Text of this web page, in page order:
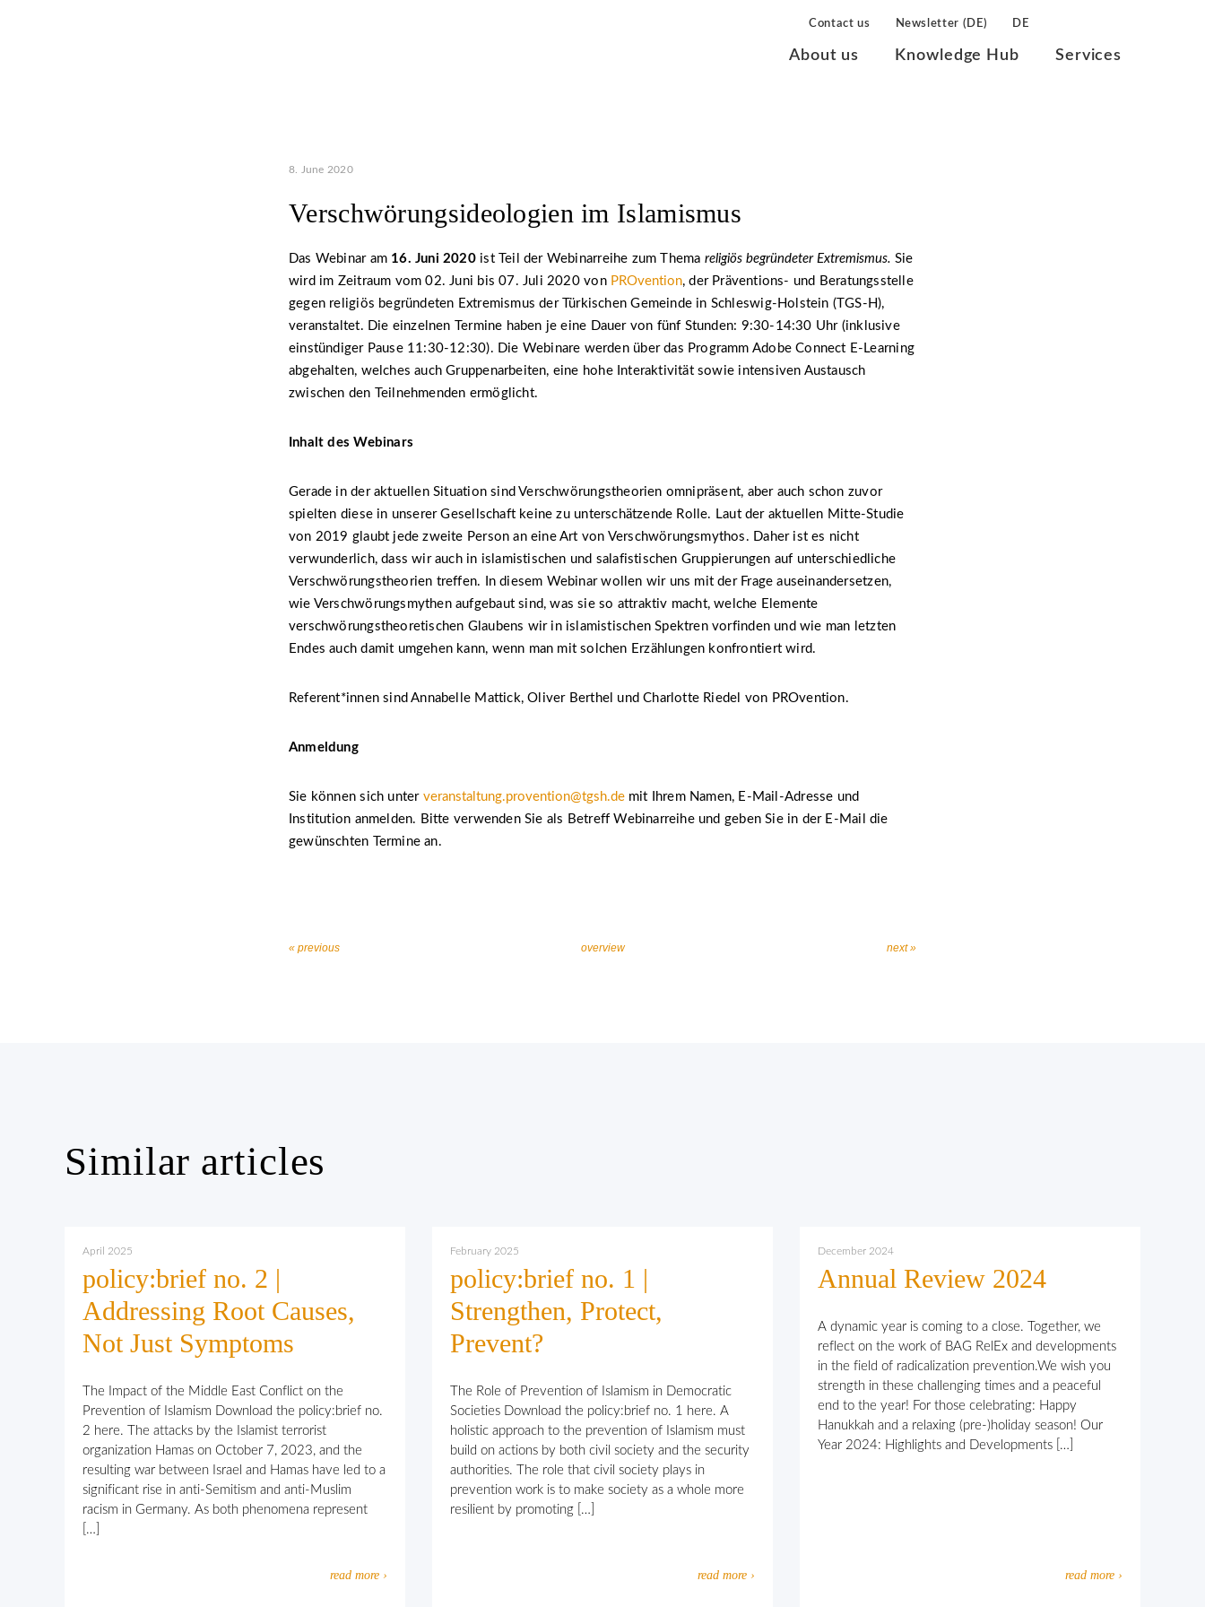
Contact us Newsletter (DE) DE
About us Knowledge Hub Services
8. June 2020
Verschwörungsideologien im Islamismus
Das Webinar am 16. Juni 2020ist Teil der Webinarreihe zum Thema religiös begründeter Extremismus. Sie
wird im Zeitraum vom 02. Juni bis 07. Juli 2020 von PROvention, der Präventions- und Beratungsstelle
gegen religiös begründeten Extremismus der Türkischen Gemeinde in Schleswig-Holstein (TGS-H),
veranstaltet. Die einzelnen Termine haben je eine Dauer von fünf Stunden: 9:30-14:30 Uhr (inklusive
einstündiger Pause 11:30-12:30). Die Webinare werden über das Programm Adobe Connect E-Learning
abgehalten, welches auch Gruppenarbeiten, eine hohe Interaktivität sowie intensiven Austausch
zwischen den Teilnehmenden ermöglicht.
Inhalt des Webinars
Gerade in der aktuellen Situation sind Verschwörungstheorien omnipräsent, aber auch schon zuvor
spielten diese in unserer Gesellschaft keine zu unterschätzende Rolle. Laut der aktuellen Mitte-Studie
von 2019 glaubt jede zweite Person an eine Art von Verschwörungsmythos. Daher ist es nicht
verwunderlich, dass wir auch in islamistischen und salafistischen Gruppierungen auf unterschiedliche
Verschwörungstheorien treffen. In diesem Webinar wollen wir uns mit der Frage auseinandersetzen,
wie Verschwörungsmythen aufgebaut sind, was sie so attraktiv macht, welche Elemente
verschwörungstheoretischen Glaubens wir in islamistischen Spektren vorfinden und wie man letzten
Endes auch damit umgehen kann, wenn man mit solchen Erzählungen konfrontiert wird.
Referent*innen sind Annabelle Mattick, Oliver Berthel und Charlotte Riedel von PROvention.
Anmeldung
Sie können sich unter veranstaltung.provention@tgsh.demit Ihrem Namen, E-Mail-Adresse und
Institution anmelden. Bitte verwenden Sie als Betreff Webinarreihe und geben Sie in der E-Mail die
gewünschten Termine an.
« previous overview next »
Similar articles
April 2025
policy:brief no. 2 |
Addressing Root Causes,
Not Just Symptoms
The Impact of the Middle East Conflict on the
Prevention of Islamism Download the policy:brief no.
2 here. The attacks by the Islamist terrorist
organization Hamas on October 7, 2023, and the
resulting war between Israel and Hamas have led to a
significant rise in anti-Semitism and anti-Muslim
racism in Germany. As both phenomena represent
[…]
read more ›
February 2025
policy:brief no. 1 |
Strengthen, Protect,
Prevent?
The Role of Prevention of Islamism in Democratic
Societies Download the policy:brief no. 1 here. A
holistic approach to the prevention of Islamism must
build on actions by both civil society and the security
authorities. The role that civil society plays in
prevention work is to make society as a whole more
resilient by promoting […]
read more ›
December 2024
Annual Review 2024
A dynamic year is coming to a close. Together, we
reflect on the work of BAG RelEx and developments
in the field of radicalization prevention.We wish you
strength in these challenging times and a peaceful
end to the year! For those celebrating: Happy
Hanukkah and a relaxing (pre-)holiday season! Our
Year 2024: Highlights and Developments […]
read more ›